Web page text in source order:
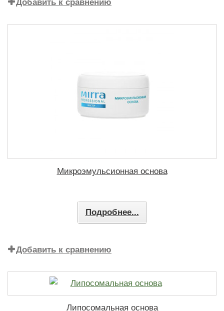
Добавить к сравнению
Микроэмульсионная основа
Подробнее...
Добавить к сравнению
Липосомальная основа